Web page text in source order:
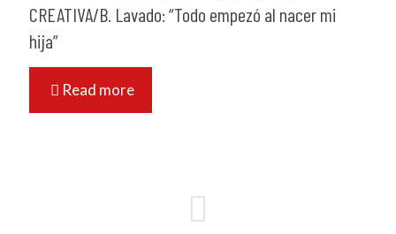
CREATIVA/B. Lavado: “Todo empezó al nacer mi
hija”
Read more